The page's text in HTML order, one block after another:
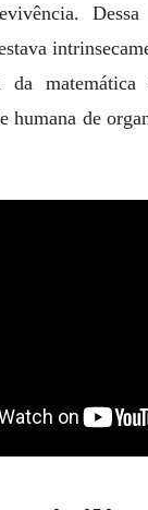
da
humana de